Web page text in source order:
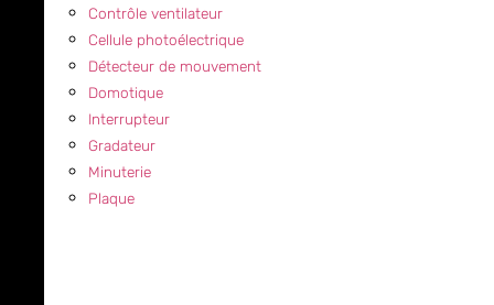
Contrôle ventilateur
Cellule photoélectrique
Détecteur de mouvement
Domotique
Interrupteur
Gradateur
Minuterie
Plaque